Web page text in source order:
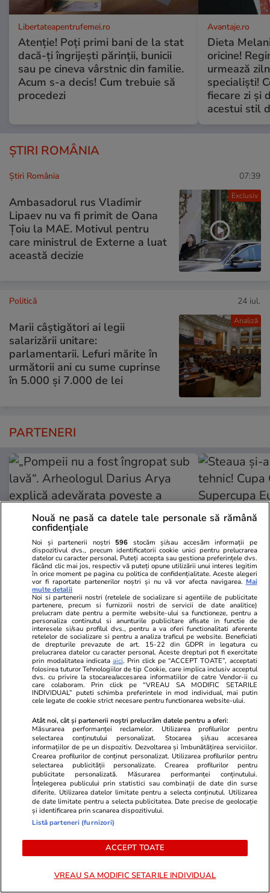
Libertateapentrufemei.ro
Atenție! Poți primi bani de la stat
dacă-ți îngrijești părinții, bunicii
sau pe cineva vârstnic din familie.
Acum s-a decis! Cum trebuie să
procedezi
Avantaje.ro
Dieta
oricine!
urmează
specialiști!
fiecare zi și
acestui stil
ȘTIRI ROMÂNIA
Exclusiv
Știri România 07:39
Ambasadorul rus Vladimir
Lipaev nu va fi primit de Oana
Țoiu la MAE. Motivul pentru
care ministrul de Externe a luat
această decizie
Analiză
Politică 24 iul.
Marii câștigători ai legii
salarizării unitare:
parlamentarii. Lefuri mărite în
următorii ani cu sume cuprinse
în 5.000 și 7.000 de lei
PARTENERI
Adevarul.ro
„Pompeii nu a fost îngropat sub
lavă“. Arheologul Darius Arya
explică adevărata poveste a
orașului distrus de Vezuviu
Steaua și-a
tehnic!
Supercupa
PARTENERI
Cum arată și cu ce se ocupă acum
Nouă ne pasă ca datele tale personale să rămână
confidențiale
Noi și partenerii noștri 596 stocăm și/sau accesăm informații pe
dispozitivul dvs., precum identificatorii cookie unici pentru prelucrarea
datelor cu caracter personal. Puteți accepta sau gestiona preferințele dvs.
făcând clic mai jos, respectiv vă puteți opune utilizării unui interes legitim
în orice moment pe pagina cu politica de confidențialitate. Aceste alegeri
vor fi raportate partenerilor noștri și nu vă vor afecta navigarea. Mai
multe detalii
Noi si partenerii nostri (retelele de socializare si agentiile de publicitate
partenere, precum si furnizorii nostri de servicii de date analitice)
prelucram date pentru a permite website-ului sa functioneze, pentru a
personaliza continutul si anunturile publicitare afisate in functie de
interesele si/sau profilul dvs., pentru a va oferi functionalitati aferente
retelelor de socializare si pentru a analiza traficul pe website. Beneficiati
de drepturile prevazute de art. 15-22 din GDPR in legatura cu
prelucrarea datelor cu caracter personal. Aceste drepturi pot fi exercitate
prin modalitatea indicataaici. Prin click pe “ACCEPT TOATE”, acceptati
folosirea tuturor Tehnologiilor de tip Cookie, care implica inclusiv acceptul
dvs. cu privire la stocarea/accesarea informatiilor de catre Vendor-ii cu
care colaboram. Prin click pe “VREAU SA MODIFIC SETARILE
INDIVIDUAL” puteti schimba preferintele in mod individual, mai putin
cele legate de cookie strict necesare pentru functionarea website-ului.
Atât noi, cât și partenerii noștri prelucrăm datele pentru a oferi:
Măsurarea performanței reclamelor. Utilizarea profilurilor pentru
selectarea conținutului personalizat. Stocarea și/sau accesarea
informațiilor de pe un dispozitiv. Dezvoltarea și îmbunătățirea serviciilor.
Crearea profilurilor de conținut personalizat. Utilizarea profilurilor pentru
selectarea publicității personalizate. Crearea profilurilor pentru
publicitate personalizată. Măsurarea performanței conținutului.
Înțelegerea publicului prin statistici sau combinații de date din surse
diferite. Utilizarea datelor limitate pentru a selecta conținutul. Utilizarea
de date limitate pentru a selecta publicitatea. Date precise de geolocație
și identificarea prin scanarea dispozitivului.
Listă parteneri (furnizori)
ACCEPT TOATE
VREAU SA MODIFIC SETARILE INDIVIDUAL